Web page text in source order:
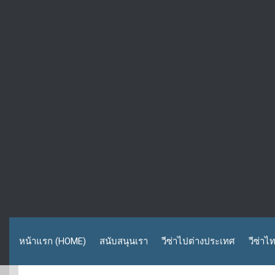
หน้าแรก (HOME) สนับสนุนเรา วีซ่าไปต่างประเทศ วีซ่าไ